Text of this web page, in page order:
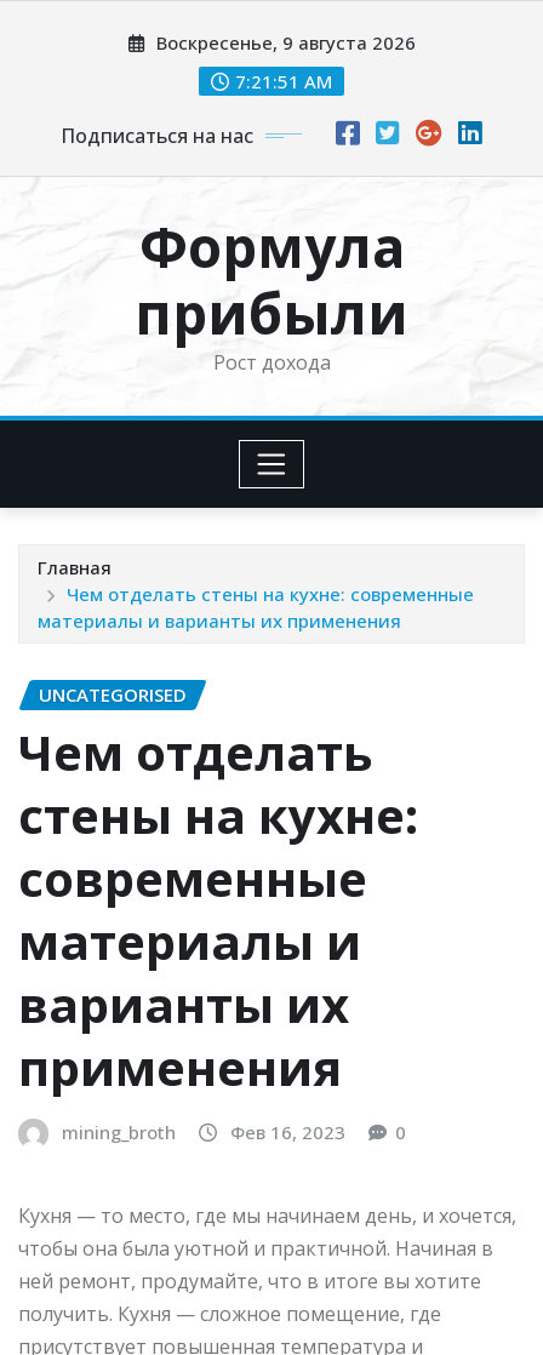
Воскресенье, 9 августа 2026
7:21:52 AM
Подписаться на нас
Формула
прибыли
Рост дохода
Главная
Чем отделать стены на кухне: современные
материалы и варианты их применения
UNCATEGORISED
Чем отделать
стены на кухне:
современные
материалы и
варианты их
применения
mining_broth Фев 16, 2023 0
Кухня — то место, где мы начинаем день, и хочется,
чтобы она была уютной и практичной. Начиная в
ней ремонт, продумайте, что в итоге вы хотите
получить. Кухня — сложное помещение, где
присутствует повышенная температура и